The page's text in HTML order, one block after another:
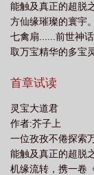
阅读 灵宝大道君全
删减无弹窗 灵宝大
减版 灵宝大道君txt
能触及真正的超脱
方仙缘璀璨的寰宇
七禽扇......前世神
取万宝精华的多宝
那定海珠为源，借
河。他所炼制的每
强、越多，则长河
日仙魔巨擘皆作尘
其尊号响彻诸天：
首章试读
灵宝大道君
作者:芥子上
一位孜孜不倦探索
能触及真正的超脱
机缘流转，携一卷